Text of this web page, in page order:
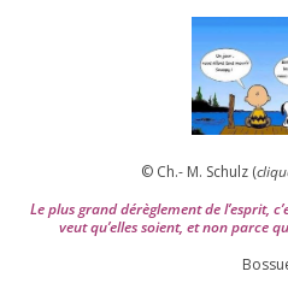
© Ch.- M. Schulz (
Le plus grand dérè­gle­ment de l’es­prit,
veut qu’elles soient, et non parce